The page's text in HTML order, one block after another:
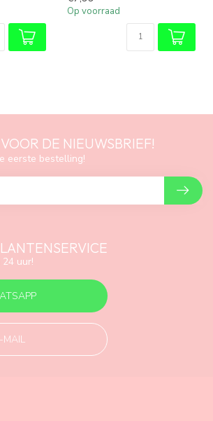
Op voorraad
uur!
MAIL
DE NIEUWSBRIEF!
eerste bestelling!